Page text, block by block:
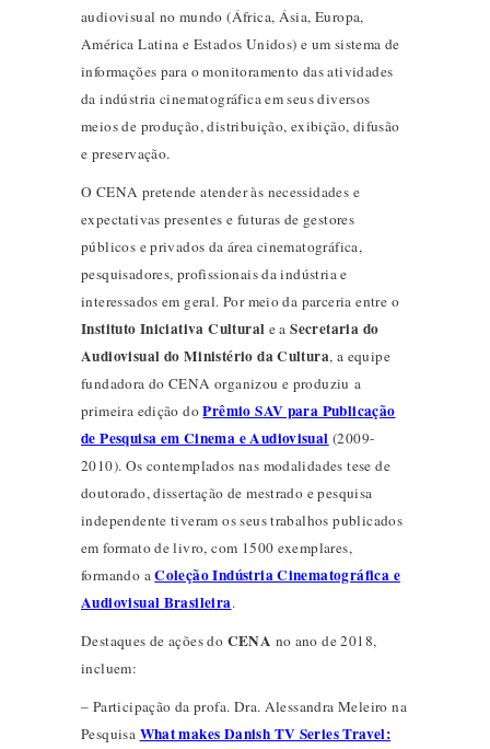
audiovisual no mundo (África, Ásia, Europa,
América Latina e Estados Unidos) e um sistema de
informações para o monitoramento das atividades
da indústria cinematográfica em seus diversos
meios de produção, distribuição, exibição, difusão
e preservação.
O CENA pretende atender às necessidades e
expectativas presentes e futuras de gestores
públicos e privados da área cinematográfica,
pesquisadores, profissionais da indústria e
interessados em geral. Por meio da parceria entre o
Instituto Iniciativa Cultural e aSecretaria do
Audiovisual do Ministério da Cultura, a equipe
fundadora do CENA organizou e produziu a
primeira edição doPrêmio SAV para Publicação
de Pesquisa em Cinema e Audiovisual (2009-
2010). Os contemplados nas modalidades tese de
doutorado, dissertação de mestrado e pesquisa
independente tiveram os seus trabalhos publicados
em formato de livro, com 1500 exemplares,
formando aColeção Indústria Cinematográfica e
Audiovisual Brasileira.
Destaques de ações do CENA no ano de 2018,
incluem:
– Participação da profa. Dra. Alessandra Meleiro na
Pesquisa What makes Danish TV Series Travel: